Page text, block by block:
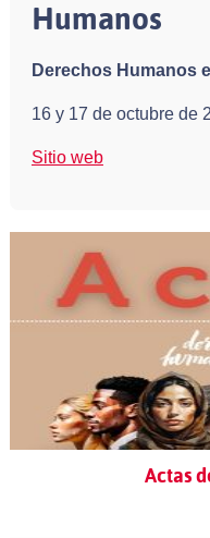
Humanos
Derechos Humanos
16 y 17 de octubre de
Sitio web
Actas